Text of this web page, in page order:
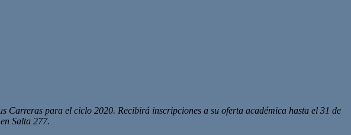
para el ciclo 2020. Recibirá inscripciones a su oferta académica hasta el 31 de
Salta 277.